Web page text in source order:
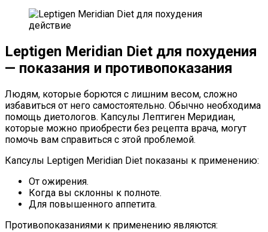
Leptigen Meridian Diet для похудения
— показания и противопоказания
Людям, которые борются с лишним весом, сложно
избавиться от него самостоятельно. Обычно необходима
помощь диетологов. Капсулы Лептиген Меридиан,
которые можно приобрести без рецепта врача, могут
помочь вам справиться с этой проблемой.
Капсулы Leptigen Meridian Diet показаны к применению:
От ожирения.
Когда вы склонны к полноте.
Для повышенного аппетита.
Противопоказаниями к применению являются: